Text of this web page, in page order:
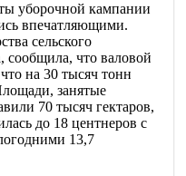
уборочной кампании
впечатляющими.
сельского
сообщила, что валовой
на 30 тысяч тонн
занятые
70 тысяч гектаров,
до 18 центнеров с
13,7